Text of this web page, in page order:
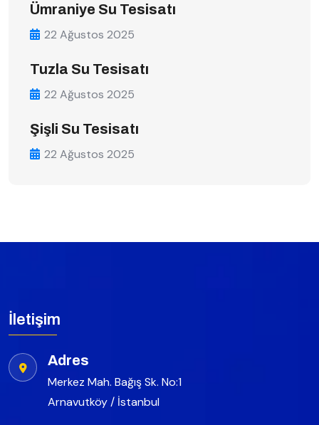
Ümraniye Su Tesisatı
22 Ağustos 2025
Tuzla Su Tesisatı
22 Ağustos 2025
Şişli Su Tesisatı
22 Ağustos 2025
İletişim
Adres
Merkez Mah. Bağış Sk. No:1
Arnavutköy / İstanbul